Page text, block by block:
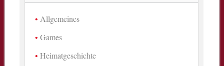
Allgemeines
Games
Heimatgeschichte